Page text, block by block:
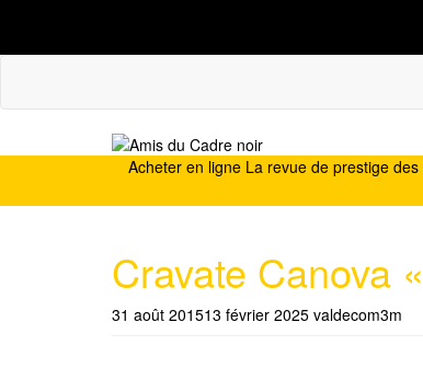
Acheter en ligne La revue de prestige
Cravate Canova
31 août 201513 février 2025 valdecom3m